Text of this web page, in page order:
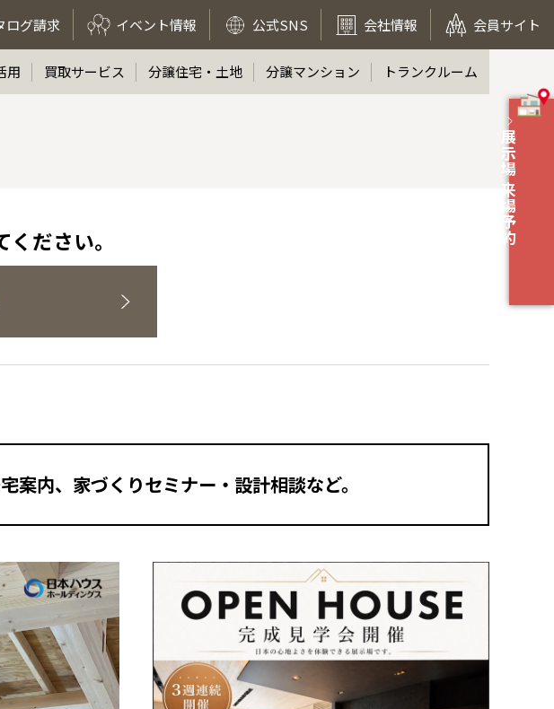
ログ請求 イベント情報 公式SNS 会社情報 会員サイト
展示場 来場予約
用 買取サービス 分譲住宅・土地 分譲マンション トランクルーム
ださい。
案内、家づくりセミナー・設計相談など。